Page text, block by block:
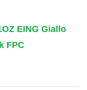
EING Giallo
FPC